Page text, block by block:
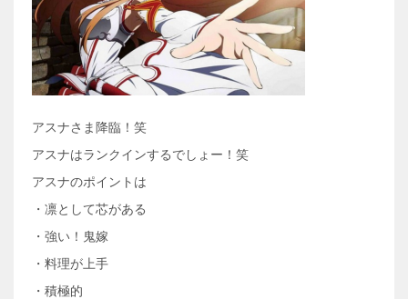
アスナさま降臨！笑
アスナはランクインするでしょー！笑
アスナのポイントは
・凛として芯がある
・強い！鬼嫁
・料理が上手
・積極的